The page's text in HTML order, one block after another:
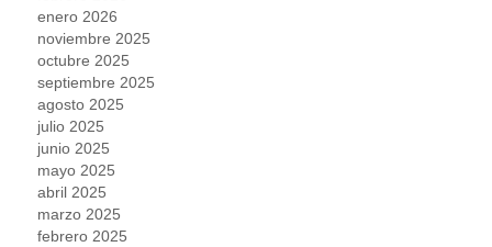
enero 2026
noviembre 2025
octubre 2025
septiembre 2025
agosto 2025
julio 2025
junio 2025
mayo 2025
abril 2025
marzo 2025
febrero 2025